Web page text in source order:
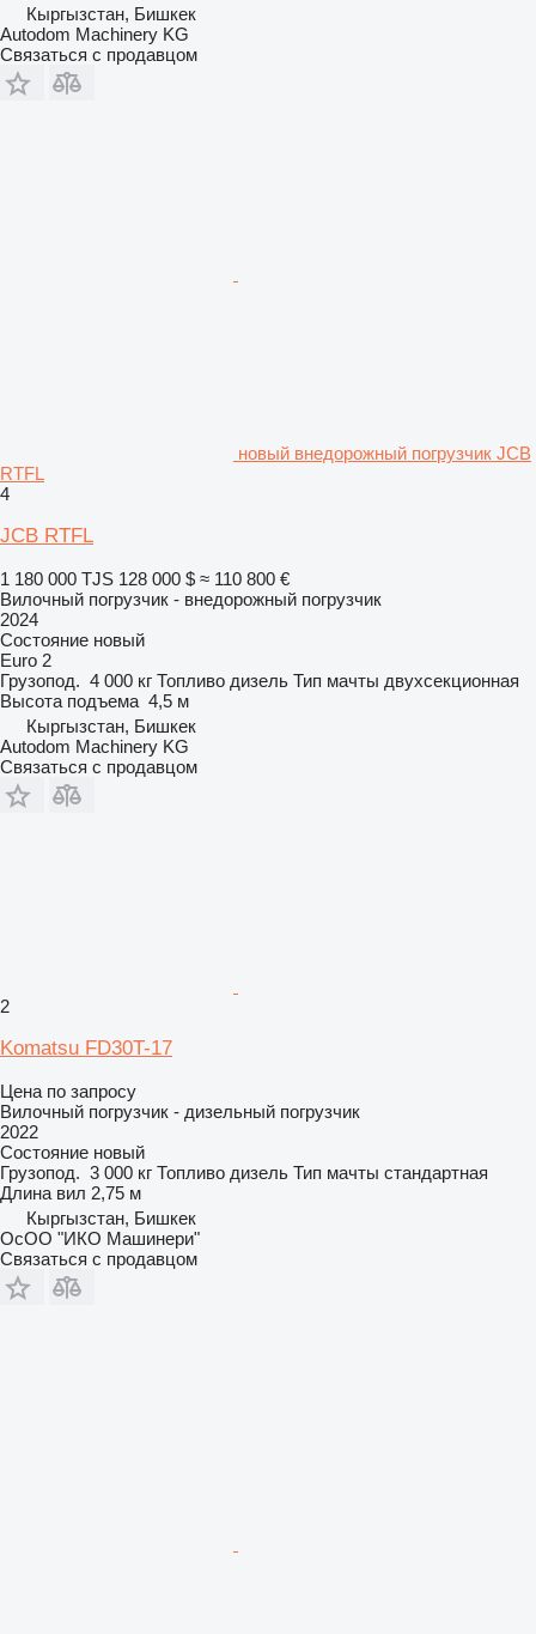
Кыргызстан, Бишкек
Autodom Machinery KG
Связаться с продавцом
новый внедорожный погрузчик JCB
RTFL
4
JCB RTFL
1 180 000 TJS 128 000 $ ≈ 110 800 €
Вилочный погрузчик - внедорожный погрузчик
2024
Состояние новый
Euro 2
Грузопод. 4 000 кг Топливо дизель Тип мачты двухсекционная
Высота подъема 4,5 м
Кыргызстан, Бишкек
Autodom Machinery KG
Связаться с продавцом
2
Komatsu FD30T-17
Цена по запросу
Вилочный погрузчик - дизельный погрузчик
2022
Состояние новый
Грузопод. 3 000 кг Топливо дизель Тип мачты стандартная
Длина вил 2,75 м
Кыргызстан, Бишкек
ОсОО "ИКО Машинери"
Связаться с продавцом